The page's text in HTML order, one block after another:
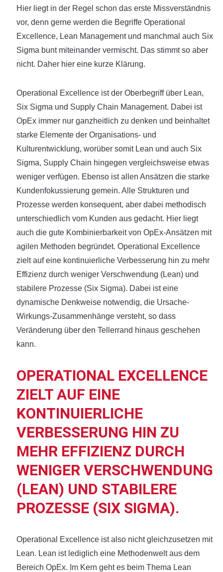
Hier liegt in der Regel schon das erste Missverständnis
vor, denn gerne werden die Begriffe Operational
Excellence, Lean Management und manchmal auch Six
Sigma bunt miteinander vermischt. Das stimmt so aber
nicht. Daher hier eine kurze Klärung.
Operational Excellence ist der Oberbegriff über Lean,
Six Sigma und Supply Chain Management. Dabei ist
OpEx immer nur ganzheitlich zu denken und beinhaltet
starke Elemente der Organisations- und
Kulturentwicklung, worüber somit Lean und auch Six
Sigma, Supply Chain hingegen vergleichsweise etwas
weniger verfügen. Ebenso ist allen Ansätzen die starke
Kundenfokussierung gemein. Alle Strukturen und
Prozesse werden konsequent, aber dabei methodisch
unterschiedlich vom Kunden aus gedacht. Hier liegt
auch die gute Kombinierbarkeit von OpEx-Ansätzen mit
agilen Methoden begründet. Operational Excellence
zielt auf eine kontinuierliche Verbesserung hin zu mehr
Effizienz durch weniger Verschwendung (Lean) und
stabilere Prozesse (Six Sigma). Dabei ist eine
dynamische Denkweise notwendig, die Ursache-
Wirkungs-Zusammenhänge versteht, so dass
Veränderung über den Tellerrand hinaus geschehen
kann.
OPERATIONAL EXCELLENCE
ZIELT AUF EINE
KONTINUIERLICHE
VERBESSERUNG HIN ZU
MEHR EFFIZIENZ DURCH
WENIGER VERSCHWENDUNG
(LEAN) UND STABILERE
PROZESSE (SIX SIGMA).
Operational Excellence ist also nicht gleichzusetzen mit
Lean. Lean ist lediglich eine Methodenwelt aus dem
Bereich OpEx. Im Kern geht es beim Thema Lean